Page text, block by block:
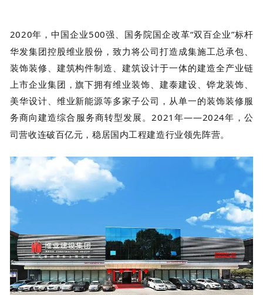
2020年，中国企业500强、国务院国企改革“双百企业”标杆
华发集团控股维业股份，致力将公司打造成集施工总承包、
装饰装修、建筑构件制造、建筑设计于一体的建造全产业链
上市企业集团，旗下拥有维业装饰、建泰建设、铧龙装饰、
美华设计、维业新能源等多家子公司，从单一的装饰装修服
务商向建造综合服务商转型发展。 2021 年——2024年，公
司营收连破百亿元，稳居国内工程建造行业领先阵营。